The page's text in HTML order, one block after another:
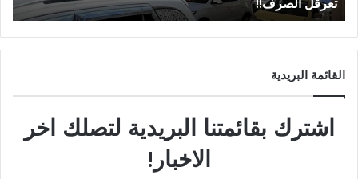
عساف.
القائمة البريدية
اشترك بقائمتنا البريدية لتصلك اخر
الاخبار!